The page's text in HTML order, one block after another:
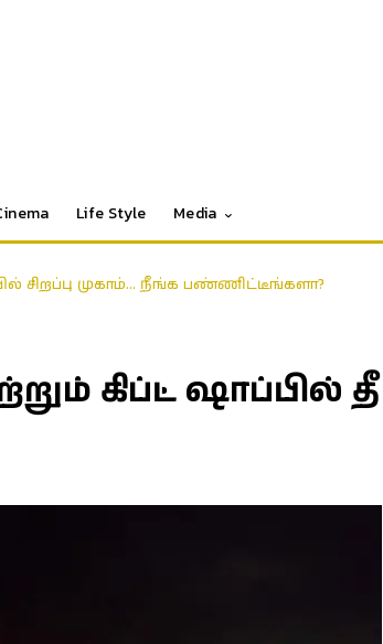
Life Style Media
சிறப்பு முகாம்… நீங்க பண்ணிட்டீங்களா?
கிப்ட் ஷாப்பில் தீ